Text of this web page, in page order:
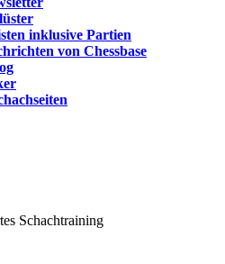
inklusive Partien
von Chessbase
Schachtraining